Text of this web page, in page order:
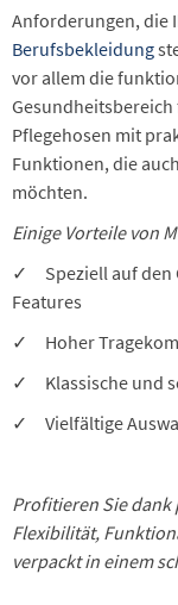
Anforderungen, die
Berufsbekleidung
vor allem die
Pflegehosen mit
Funktionen, die
möchten.
Einige Vorteile von
✓ Speziell auf den
Features
✓ Hoher
✓ Klassische und
✓ Vielfältige
Profitieren Sie
Flexibilität,
verpackt in einem